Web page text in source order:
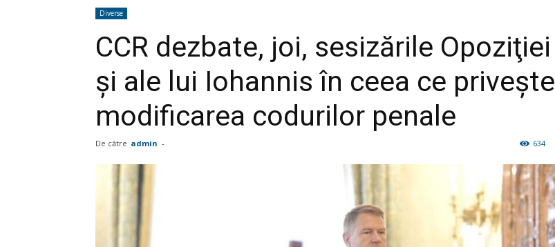
Diverse
CCR dezbate, joi, sesizările Opoziţiei
şi ale lui Iohannis în ceea ce priveşte
modificarea codurilor penale
De către admin - 634